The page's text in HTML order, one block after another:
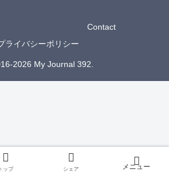
Contact
ライバシーポリシー
2026 My Journal 392.
トップ シェア